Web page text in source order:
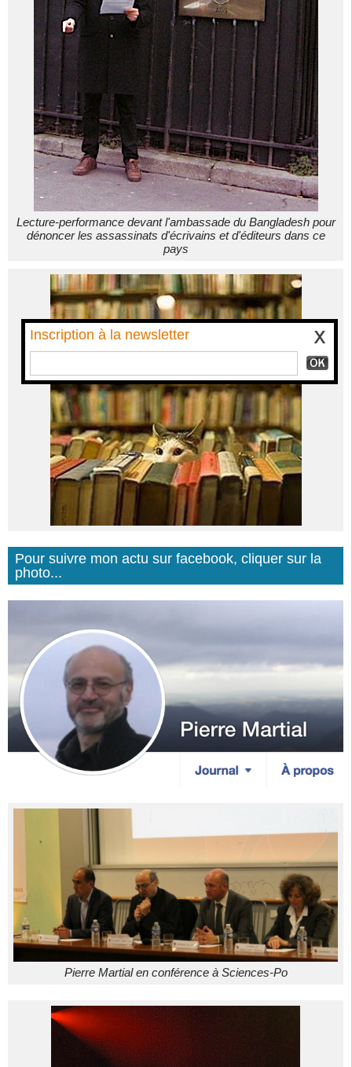
Lecture-performance devant l'ambassade du Bangladesh pour
dénoncer les assassinats d'écrivains et d'éditeurs dans ce
pays
Pour suivre mon actu sur facebook, cliquer sur la
photo...
Pierre Martial en conférence à Sciences-Po
Inscription à la newsletter